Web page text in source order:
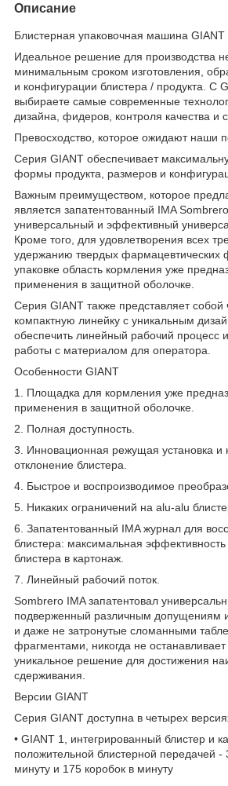
Описание
Блистерная упаковочная машина GIANT
Идеальное решение для производства
минимальным сроком изготовления,
и конфигурации блистера / продукта. С
выбираете самые современные
дизайна, фидеров, контроля качества и
Превосходство, которое ожидают наши
Серия GIANT обеспечивает
формы продукта, размеров и
Важным преимуществом, которое
является запатентованный IMA
универсальный и эффективный
Кроме того, для удовлетворения всех
удержанию твердых фармацевтических
упаковке область кормления уже
применения в защитной оболочке.
Серия GIANT также представляет собой
компактную линейку с уникальным
обеспечить линейный рабочий процесс
работы с материалом для оператора.
Особенности GIANT
1. Площадка для кормления уже
применения в защитной оболочке.
2. Полная доступность.
3. Инновационная режущая установка и
отклонение блистера.
4. Быстрое и воспроизводимое
5. Никаких ограничений на alu-alu
6. Запатентованный IMA журнал для
блистера: максимальная
блистера в картонаж.
7. Линейный рабочий поток.
Sombrero IMA запатентовал
подверженный различным допущениям
и даже не затронутые сломанными
фрагментами, никогда не останавливает
уникальное решение для достижения
сдерживания.
Версии GIANT
Серия GIANT доступна в четырех
• GIANT 1, интегрированный блистер и
положительной блистерной передачей -
минуту и 175 коробок в минуту